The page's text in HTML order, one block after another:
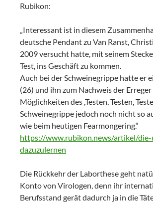
Rubikon:
„Interessant ist in diesem
deutsche Pendant zu Van Ranst,
2009 versucht hatte, mit seinem
Test, ins Geschäft zu kommen.
Auch bei der Schweinegrippe hatte er
(26) und ihn zum Nachweis der
Möglichkeiten des ,Testen, Testen,
Schweinegrippe jedoch noch nicht so
wie beim heutigen Fearmongering.“
https://www.rubikon.news/artikel/
dazuzulernen
Die Rückkehr der Laborthese geht
Konto von Virologen, denn ihr
Berufsstand gerät dadurch ja in die